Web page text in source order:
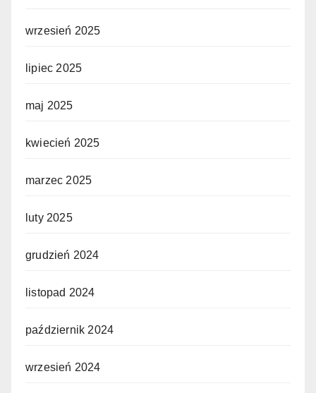
wrzesień 2025
lipiec 2025
maj 2025
kwiecień 2025
marzec 2025
luty 2025
grudzień 2024
listopad 2024
październik 2024
wrzesień 2024